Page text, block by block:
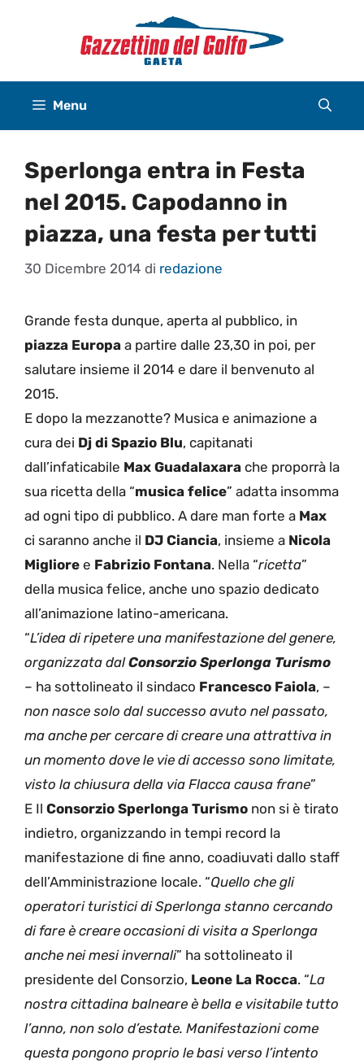
Menu
Sperlonga entra in Festa
nel 2015. Capodanno in
piazza, una festa per tutti
30 Dicembre 2014 di redazione
Grande festa dunque, aperta al pubblico, in
piazza Europa a partire dalle 23,30 in poi, per
salutare insieme il 2014 e dare il benvenuto al
2015.
E dopo la mezzanotte? Musica e animazione a
cura dei Dj di Spazio Blu, capitanati
dall’infaticabile Max Guadalaxara che proporrà la
sua ricetta della “musica felice” adatta insomma
ad ogni tipo di pubblico. A dare man forte a Max
ci saranno anche il DJ Ciancia, insieme a Nicola
Migliore e Fabrizio Fontana. Nella “ricetta”
della musica felice, anche uno spazio dedicato
all’animazione latino-americana.
“L’idea di ripetere una manifestazione del genere,
organizzata dalConsorzio Sperlonga Turismo
– ha sottolineato il sindaco Francesco Faiola, –
non nasce solo dal successo avuto nel passato,
ma anche per cercare di creare una attrattiva in
un momento dove le vie di accesso sono limitate,
visto la chiusura della via Flacca causa frane”
E Il Consorzio Sperlonga Turismo non si è tirato
indietro, organizzando in tempi record la
manifestazione di fine anno, coadiuvati dallo staff
dell’Amministrazione locale. “Quello che gli
operatori turistici di Sperlonga stanno cercando
di fare è creare occasioni di visita a Sperlonga
anche nei mesi invernali” ha sottolineato il
presidente del Consorzio, Leone La Rocca. “La
nostra cittadina balneare è bella e visitabile tutto
l’anno, non solo d’estate. Manifestazioni come
questa pongono proprio le basi verso l’intento